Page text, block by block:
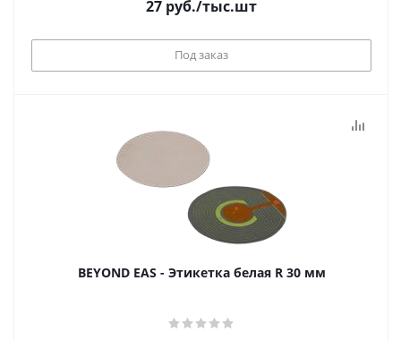
27 руб./тыс.шт
Под заказ
BEYOND EAS - Этикетка белая R 30 мм